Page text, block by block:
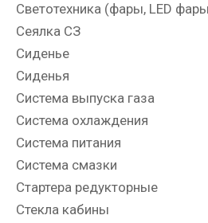
Светотехника (фары, LED
Сеялка СЗ
Сиденье
Сиденья
Система выпуска газа
Система охлаждения
Система питания
Система смазки
Стартера редукторные
Стекла кабины